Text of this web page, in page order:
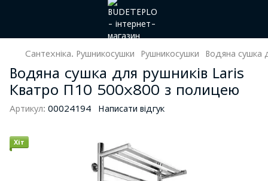
Сантехніка. Рушникосушки Рушникосушки Водяна сушка
Водяна сушка для рушників Laris
Кватро П10 500x800 з полицею
Артикул: 00024194 Написати відгук
Хіт